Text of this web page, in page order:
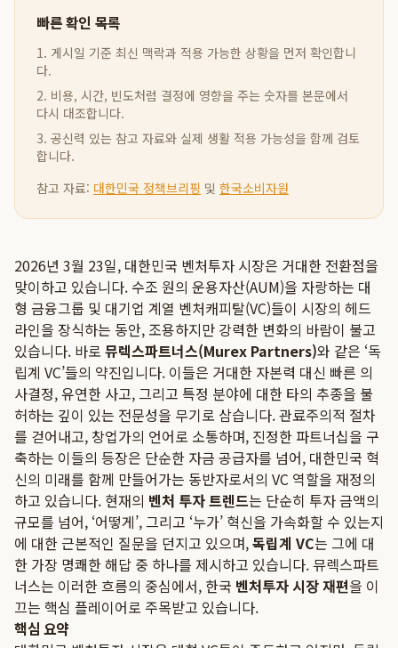
빠른 확인 목록
1. 게시일 기준 최신 맥락과 적용 가능한 상황을 먼저 확인합니
다.
2. 비용, 시간, 빈도처럼 결정에 영향을 주는 숫자를 본문에서
다시 대조합니다.
3. 공신력 있는 참고 자료와 실제 생활 적용 가능성을 함께 검토
합니다.
참고 자료: 대한민국 정책브리핑 및 한국소비자원
2026년 3월 23일, 대한민국 벤처투자 시장은 거대한 전환점을
맞이하고 있습니다. 수조 원의 운용자산(AUM)을 자랑하는 대
형 금융그룹 및 대기업 계열 벤처캐피탈(VC)들이 시장의 헤드
라인을 장식하는 동안, 조용하지만 강력한 변화의 바람이 불고
있습니다. 바로 뮤렉스파트너스(Murex Partners)와 같은 ‘독
립계 VC’들의 약진입니다. 이들은 거대한 자본력 대신 빠른 의
사결정, 유연한 사고, 그리고 특정 분야에 대한 타의 추종을 불
허하는 깊이 있는 전문성을 무기로 삼습니다. 관료주의적 절차
를 걷어내고, 창업가의 언어로 소통하며, 진정한 파트너십을 구
축하는 이들의 등장은 단순한 자금 공급자를 넘어, 대한민국 혁
신의 미래를 함께 만들어가는 동반자로서의 VC 역할을 재정의
하고 있습니다. 현재의 벤처 투자 트렌드는 단순히 투자 금액의
규모를 넘어, ‘어떻게’, 그리고 ‘누가’ 혁신을 가속화할 수 있는지
에 대한 근본적인 질문을 던지고 있으며,독립계 VC는 그에 대
한 가장 명쾌한 해답 중 하나를 제시하고 있습니다. 뮤렉스파트
너스는 이러한 흐름의 중심에서, 한국 벤처투자 시장 재편을 이
끄는 핵심 플레이어로 주목받고 있습니다.
핵심 요약